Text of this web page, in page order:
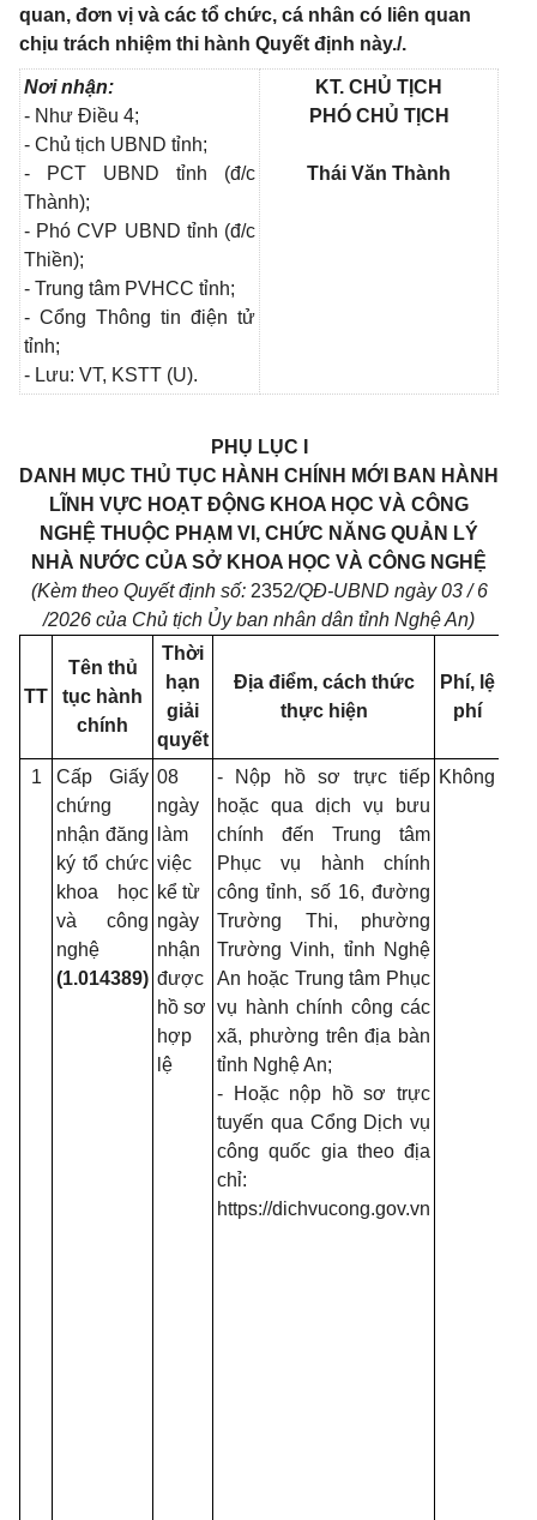
quan, đơn vị và các tổ chức, cá nhân có liên quan
chịu trách nhiệm thi hành Quyết định này./.
Nơi nhận:
- Như Điều 4;
- Chủ tịch UBND tỉnh;
- PCT UBND tỉnh (đ/c
Thành);
- Phó CVP UBND tỉnh (đ/c
Thiền);
- Trung tâm PVHCC tỉnh;
- Cổng Thông tin điện tử
tỉnh;
- Lưu: VT, KSTT (U).
KT. CHỦ TỊCH
PHÓ CHỦ TỊCH
Thái Văn Thành
PHỤ LỤC I
DANH MỤC THỦ TỤC HÀNH CHÍNH MỚI BAN HÀNH
LĨNH VỰC HOẠT ĐỘNG KHOA HỌC VÀ CÔNG
NGHỆ THUỘC PHẠM VI, CHỨC NĂNG QUẢN LÝ
NHÀ NƯỚC CỦA SỞ KHOA HỌC VÀ CÔNG NGHỆ
(Kèm theo Quyết định số: 2352/QĐ-UBND ngày 03 / 6
/2026 của Chủ tịch Ủy ban nhân dân tỉnh Nghệ An)
TT
Tên thủ
tục hành
chính
Thời
hạn
giải
quyết
Địa điểm, cách thức
thực hiện
Phí, lệ
phí
1
Cấp Giấy
chứng
nhận đăng
ký tổ chức
khoa học
và công
nghệ
(1.014389)
08
ngày
làm
việc
kể từ
ngày
nhận
được
hồ sơ
hợp
lệ
- Nộp hồ sơ trực tiếp
hoặc qua dịch vụ bưu
chính đến Trung tâm
Phục vụ hành chính
công tỉnh, số 16, đường
Trường Thi, phường
Trường Vinh, tỉnh Nghệ
An hoặc Trung tâm Phục
vụ hành chính công các
xã, phường trên địa bàn
tỉnh Nghệ An;
- Hoặc nộp hồ sơ trực
tuyến qua Cổng Dịch vụ
công quốc gia theo địa
chỉ:
https://dichvucong.gov.vn
Không